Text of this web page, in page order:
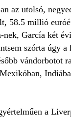
az utolsó,
58.5 millió
nek, García két
szórta úgy a
vándorbotot
a